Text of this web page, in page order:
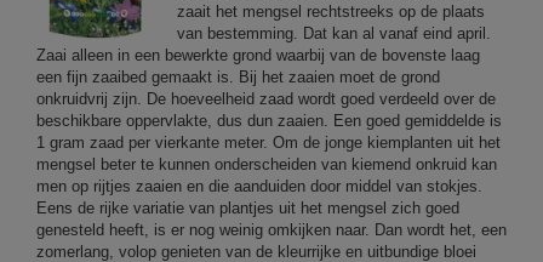
zaait het mengsel rechtstreeks op de plaats
van bestemming. Dat kan al vanaf eind april.
Zaai alleen in een bewerkte grond waarbij van de bovenste laag
een fijn zaaibed gemaakt is. Bij het zaaien moet de grond
onkruidvrij zijn. De hoeveelheid zaad wordt goed verdeeld over de
beschikbare oppervlakte, dus dun zaaien. Een goed gemiddelde is
1 gram zaad per vierkante meter. Om de jonge kiemplanten uit het
mengsel beter te kunnen onderscheiden van kiemend onkruid kan
men op rijtjes zaaien en die aanduiden door middel van stokjes.
Eens de rijke variatie van plantjes uit het mengsel zich goed
genesteld heeft, is er nog weinig omkijken naar. Dan wordt het, een
zomerlang, volop genieten van de kleurrijke en uitbundige bloei